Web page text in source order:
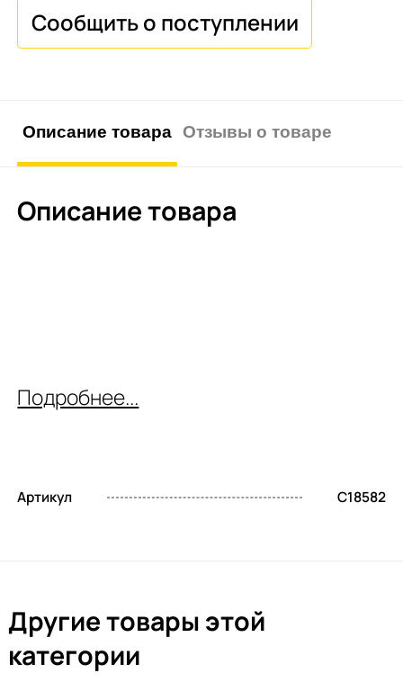
Описание товара Отзывы о товаре
Описание товара
Подробнее...
Артикул C18582
Другие товары этой
категории